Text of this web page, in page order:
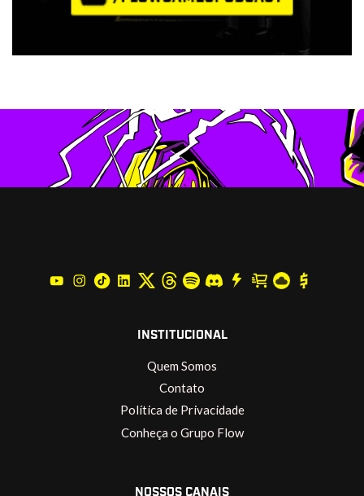
INSTITUCIONAL
Quem Somos
Contato
Política de Privacidade
Conheça o Grupo Flow
NOSSOS CANAIS